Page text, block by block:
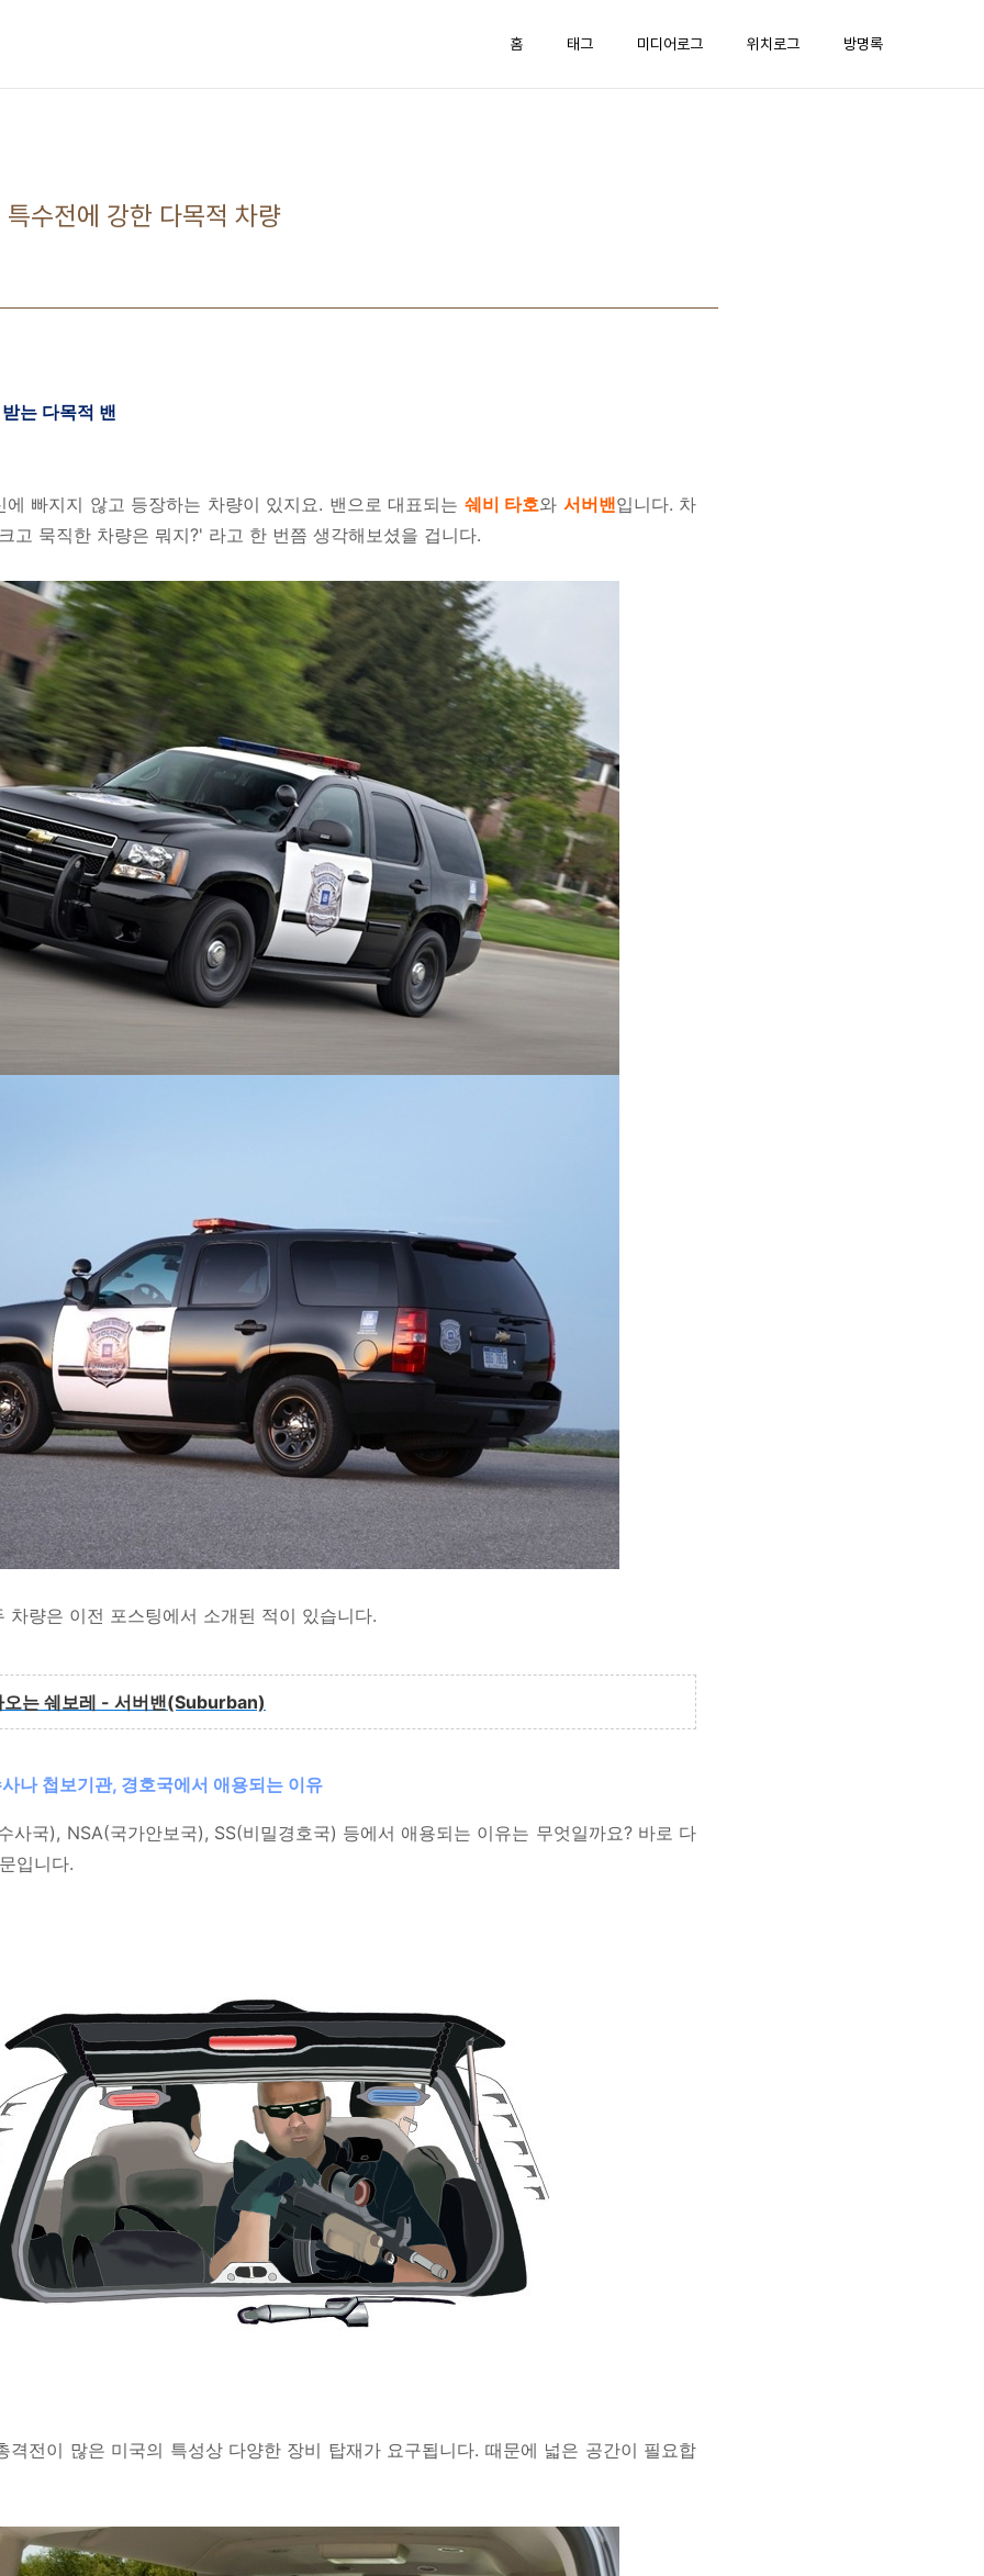
홈 태그 미디어로그 위치로그 방명록
수전에 강한 다목적 차량
는 다목적 밴
빠지지 않고 등장하는 차량이 있지요. 밴으로 대표되는 쉐비 타호와 서버밴입니다. 차
고 묵직한 차량은 뭐지?' 라고 한 번쯤 생각해보셨을 겁니다.
차량은 이전 포스팅에서 소개된 적이 있습니다.
는 쉐보레 - 서버밴(Suburban)
나 첩보기관, 경호국에서 애용되는 이유
사국), NSA(국가안보국), SS(비밀경호국) 등에서 애용되는 이유는 무엇일까요? 바로 다
입니다.
격전이 많은 미국의 특성상 다양한 장비 탑재가 요구됩니다. 때문에 넓은 공간이 필요합